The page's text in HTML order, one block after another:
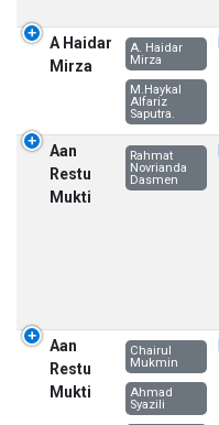
A Haidar
Mirza
A. Haidar
Mirza
M.Haykal
Alfariz
Saputra.
Aan
Restu
Mukti
Rahmat
Novrianda
Dasmen
Aan
Restu
Mukti
Chairul
Mukmin
Ahmad
Syazili